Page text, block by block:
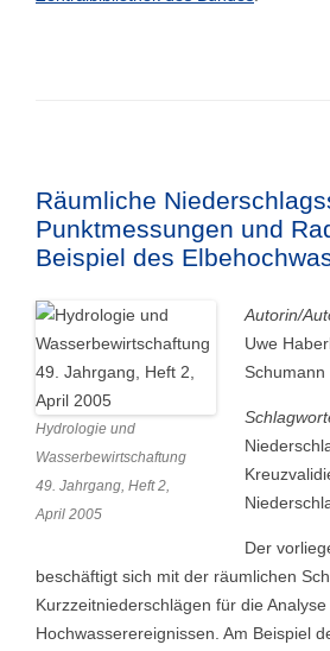
Räumliche
Punktmessungen und
Beispiel des
Hydrologie und
Wasserbewirtschaftung
49. Jahrgang, Heft 2,
April 2005
Autorin/
Uwe
Der
beschäftigt sich mit der räumlichen
Kurzzeitniederschlägen für die
Hochwasserereignissen. Am Beispiel